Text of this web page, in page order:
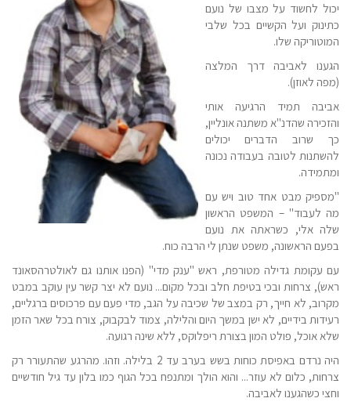
יכול לחשוד על מצבו של נועם
כתינוק ועל הקשיים בכל שלבי
המוטוריקה שלו.
הגענו לאביבה דרך המלצה
(מפה לאוזן).
אביבה תמיד הרגיעה אותי
והזכירה שהדנ"א משתנה אונליין,
כך שרוב הדברים יכולים
להשתנות לטובה בעבודה נכונה
ומתמידה.
"מספיק מבט אחד טוב ויש עם
מה לעבוד" – המשפט הראשון
שלה אלי, כשראתה את נועם
בפעם הראשונה, משפט שנתן לי הרבה כוח.
עם עקומת גדילה מטורפת, ראש "ענק מדי" (הפנו אותנו גם לאולטרהסאונד
ראש), צרחות ובכי בטיפת חלב ובכל מקום... נועם לא יצר קשר עין עוקב במבט
מקרוב, לא חייך, רק במצב של שכיבה על הגב, מדי פעם עם פרכוסים ברגליים,
רעידות בידיים, לא ישן במשך היום והלילה, צמוד לבקבוק, צורח בכל שאר הזמן
שלא אוכל, פולט המון בצורת ריפלוקס, ללא שינה רגועה.
היה נרדם באפיסת כוחות בשש בערב עד 2 בלילה. וזהו. מהרגע שהתעורר רק
צרחות, כלום לא עוזר... והוא הולך ומתנפח בכל הגוף כמו בלון עד גיל חודשיים
וחצי כשהגענו לאביבה.